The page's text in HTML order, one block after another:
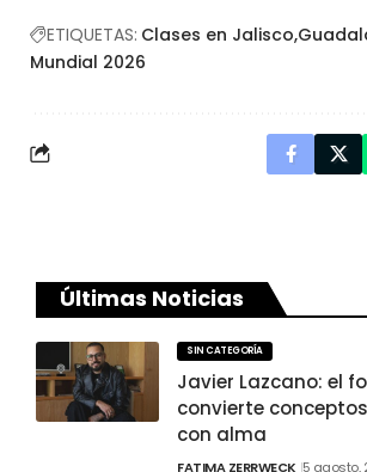
ETIQUETAS: Clases en Jalisco
Mundial 2026
Últimas Noticias
SIN CATEGORÍA
Javier Lazcano: el
convierte
con alma
FATIMA ZERRWECK 5 agosto,